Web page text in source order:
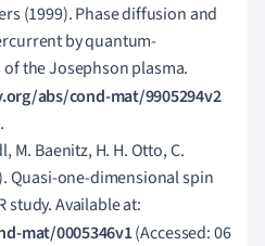
(1999). Phase diffusion and
by quantum-
the Josephson plasma.
abs/cond-mat/9905294v2
M. Baenitz, H. H. Otto, C.
Quasi-one-dimensional spin
study. Available at:
mat/0005346v1(Accessed: 06